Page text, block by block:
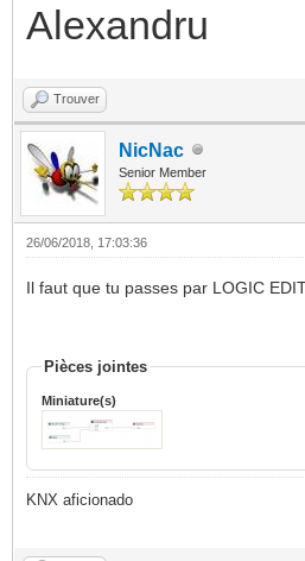
Alexandru
Trouver
NicNac
Senior Member
26/06/2018, 17:03:36
Il faut que tu passes par LOGIC
Pièces jointes
Miniature(s)
KNX aficionado